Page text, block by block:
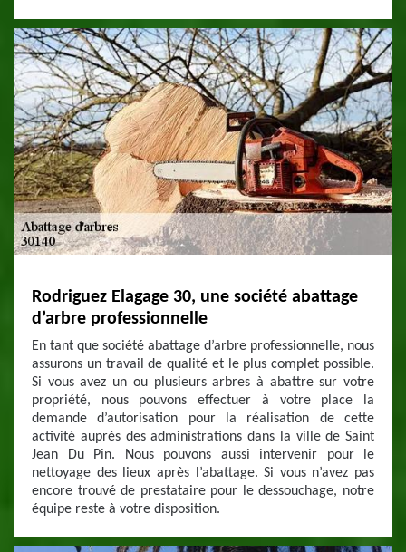
Rodriguez Elagage 30, une société abattage
d’arbre professionnelle
En tant que société abattage d’arbre professionnelle, nous
assurons un travail de qualité et le plus complet possible.
Si vous avez un ou plusieurs arbres à abattre sur votre
propriété, nous pouvons effectuer à votre place la
demande d’autorisation pour la réalisation de cette
activité auprès des administrations dans la ville de Saint
Jean Du Pin. Nous pouvons aussi intervenir pour le
nettoyage des lieux après l’abattage. Si vous n’avez pas
encore trouvé de prestataire pour le dessouchage, notre
équipe reste à votre disposition.